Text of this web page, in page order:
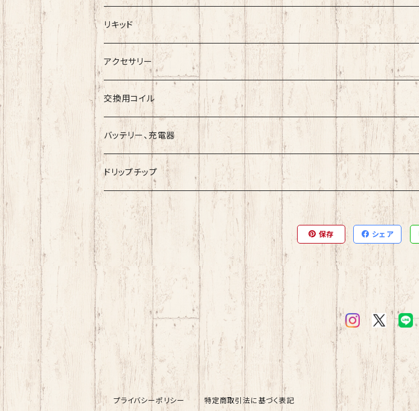
BlackRose
RTA
ArcanaMods/PIPELINE
Umbrella Mods
Holy Atty
Ambition Mods
RDTA
Freak
クリアロマイザー
ワイヤー
コットン
ツール
リキッド
Vape Sapporoー道産子リキッドー
ESC
国産リキッド
MKVAPE
BaksLiquidLab
小江戸工房
SAROME
Iceberg
MKLab
海外産リキッド
Bandito Juice
COF『Cloudy O Funky』
Mystic Juice
ZAP！Juice
French Bakery
X-BAR
アクセサリー
交換用コイル
バッテリー、充電器
ドリップチップ
保存 シェア
プライバシーポリシー 特定商取引法に基づく表記